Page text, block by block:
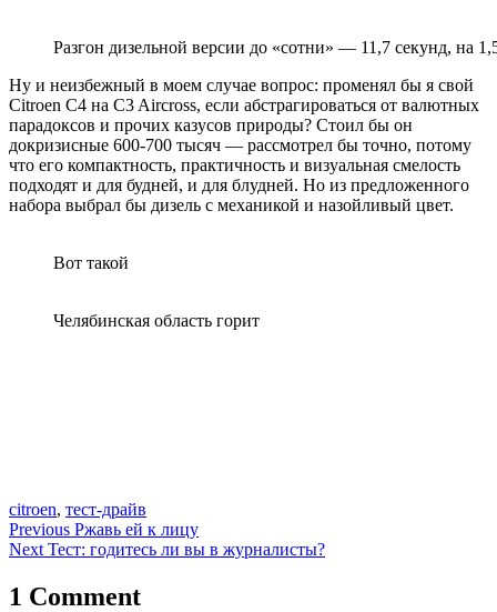
Разгон дизельной версии до «сотни» — 11,7 секунд, на
Ну и неизбежный в моем случае вопрос: променял бы я свой
Citroen C4 на C3 Aircross, если абстрагироваться от валютных
парадоксов и прочих казусов природы? Стоил бы он
докризисные 600-700 тысяч — рассмотрел бы точно, потому
что его компактность, практичность и визуальная смелость
подходят и для будней, и для блудней. Но из предложенного
набора выбрал бы дизель с механикой и назойливый цвет.
Вот такой
Челябинская область горит
сitroen, тест-драйв
Навигация
по
записям
Previous Ржавь ей к лицу
Next Тест: годитесь ли вы в журналисты?
1 Comment